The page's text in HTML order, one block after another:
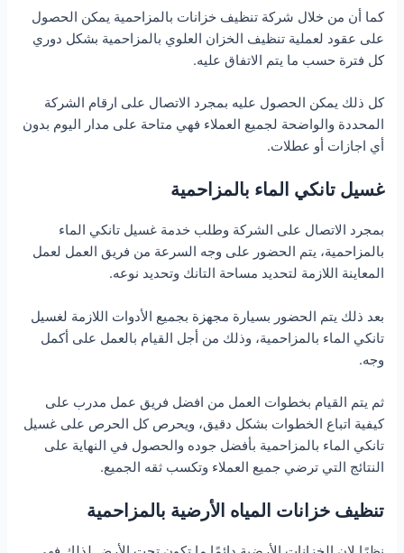
كما أن من خلال شركة تنظيف خزانات بالمزاحمية يمكن الحصول
على عقود لعملية تنظيف الخزان العلوي بالمزاحمية بشكل دوري
كل فترة حسب ما يتم الاتفاق عليه.
كل ذلك يمكن الحصول عليه بمجرد الاتصال على ارقام الشركة
المحددة والواضحة لجميع العملاء فهي متاحة على مدار اليوم بدون
أي اجازات أو عطلات.
غسيل تانكي الماء بالمزاحمية
بمجرد الاتصال على الشركة وطلب خدمة غسيل تانكي الماء
بالمزاحمية، يتم الحضور على وجه السرعة من فريق العمل لعمل
المعاينة اللازمة لتحديد مساحة التانك وتحديد نوعه.
بعد ذلك يتم الحضور بسيارة مجهزة بجميع الأدوات اللازمة لغسيل
تانكي الماء بالمزاحمية، وذلك من أجل القيام بالعمل على أكمل
وجه.
ثم يتم القيام بخطوات العمل من افضل فريق عمل مدرب على
كيفية اتباع الخطوات بشكل دقيق، ويحرص كل الحرص على غسيل
تانكي الماء بالمزاحمية بأفضل جوده والحصول في النهاية على
النتائج التي ترضي جميع العملاء وتكسب ثقه الجميع.
تنظيف خزانات المياه الأرضية بالمزاحمية